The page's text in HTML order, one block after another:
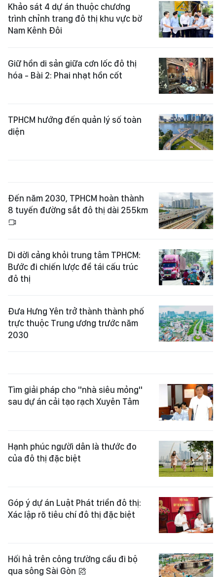
Khảo sát 4 dự án thuộc chương
trình chỉnh trang đô thị khu vực bờ
Nam Kênh Đôi
Giữ hồn di sản giữa cơn lốc đô thị
hóa - Bài 2: Phai nhạt hồn cốt
TPHCM hướng đến quản lý số toàn
diện
Đến năm 2030, TPHCM hoàn thành
8 tuyến đường sắt đô thị dài 255km
Di dời cảng khỏi trung tâm TPHCM:
Bước đi chiến lược để tái cấu trúc
đô thị
Đưa Hưng Yên trở thành thành phố
trực thuộc Trung ương trước năm
2030
Tìm giải pháp cho "nhà siêu mỏng"
sau dự án cải tạo rạch Xuyên Tâm
Hạnh phúc người dân là thước đo
của đô thị đặc biệt
Góp ý dự án Luật Phát triển đô thị:
Xác lập rõ tiêu chí đô thị đặc biệt
Hối hả trên công trường cầu đi bộ
qua sông Sài Gòn